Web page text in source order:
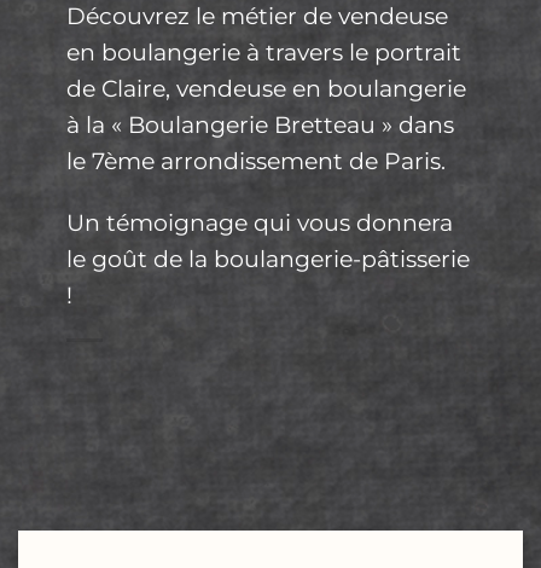
Découvrez le métier de vendeuse
en boulangerie à travers le portrait
de Claire, vendeuse en boulangerie
à la « Boulangerie Bretteau » dans
le 7ème arrondissement de Paris.
Un témoignage qui vous donnera
le goût de la boulangerie-pâtisserie
!